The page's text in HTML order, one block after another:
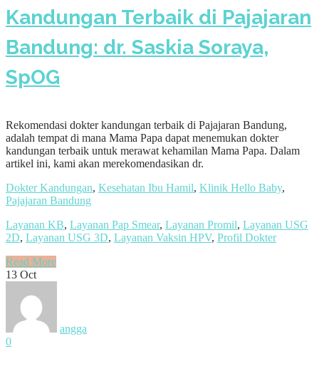
Kandungan Terbaik di Pajajaran
Bandung: dr. Saskia Soraya,
SpOG
Rekomendasi dokter kandungan terbaik di Pajajaran Bandung,
adalah tempat di mana Mama Papa dapat menemukan dokter
kandungan terbaik untuk merawat kehamilan Mama Papa. Dalam
artikel ini, kami akan merekomendasikan dr.
Dokter Kandungan, Kesehatan Ibu Hamil, Klinik Hello Baby,
Pajajaran Bandung
Layanan KB, Layanan Pap Smear, Layanan Promil, Layanan USG
2D, Layanan USG 3D, Layanan Vaksin HPV, Profil Dokter
Read More
13 Oct
angga
0